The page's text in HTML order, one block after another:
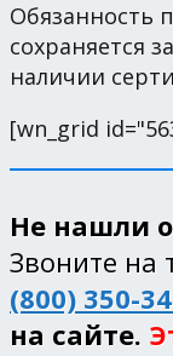
Обязанность
сохраняется
наличии
[wn_grid
Не нашли
Звоните на
(800) 350-
на сайте.